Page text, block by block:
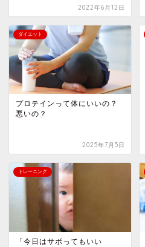
2022年6月12日
ダイエット
プロテインって体にいいの？
悪いの？
2025年7月5日
トレーニング
「今日はサボってもいい